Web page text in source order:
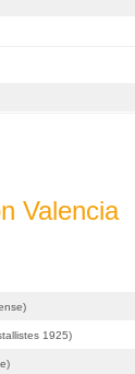
Valencia
1925)